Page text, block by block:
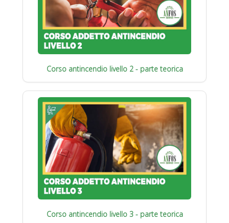
Corso antincendio livello 2 - parte teorica
Corso antincendio livello 3 - parte teorica